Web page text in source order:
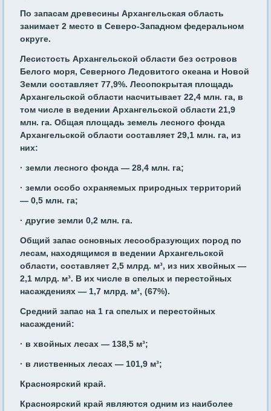
По запасам древесины Архангельская область
занимает 2 место в Северо-Западном федеральном
округе.
Лесистость Архангельской области без островов
Белого моря, Северного Ледовитого океана и Новой
Земли составляет 77,9%. Лесопокрытая площадь
Архангельской области насчитывает 22,4 млн. га, в
том числе в ведении Архангельской области 21,9
млн. га. Общая площадь земель лесного фонда
Архангельской области составляет 29,1 млн. га, из
них:
· земли лесного фонда — 28,4 млн. га;
· земли особо охраняемых природных территорий
— 0,5 млн. га;
· другие земли 0,2 млн. га.
Общий запас основных лесообразующих пород по
лесам, находящимся в ведении Архангельской
области, составляет 2,5 млрд. м³, из них хвойных —
2,1 млрд. м³. В их числе в спелых и перестойных
насаждениях — 1,7 млрд. м³, (67%).
Средний запас на 1 га спелых и перестойных
насаждений:
· в хвойных лесах — 138,5 м³;
· в лиственных лесах — 101,9 м³;
Красноярский край.
Красноярский край являются одним из наиболее